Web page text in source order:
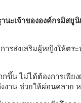
ะเจ้าขององค์กรมิสยูนิ
งเสริมผู้หญิงให้ตร
ขึ้น ไม่ได้ต้องการ
งาน ช่วยให้ผ่อนคลาย